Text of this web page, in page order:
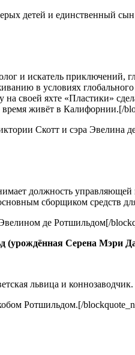
детей и единственный
и искатель приключений,
в условиях
своей яхте «Пластики»
живёт в Калифорнии.[/
Скотт и сэра Эвелина
должность
сборщиком средств
де Ротшильдом[/
(урождённая Серена Мэри
львица и
Ротшильдом.[/